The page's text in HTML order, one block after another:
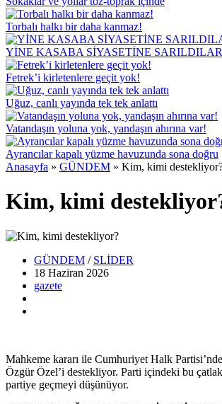
Torbalı halkı bir daha kanmaz!
YİNE KASABA SİYASETİNE SARILDILAR
Fetrek’i kirletenlere geçit yok!
Uğuz, canlı yayında tek tek anlattı
Vatandaşın yoluna yok, yandaşın ahırına var!
Ayrancılar kapalı yüzme havuzunda sona doğru
Anasayfa » GÜNDEM » Kim, kimi
Kim, kimi
GÜNDEM / SLİDER
18 Haziran 2026
gazete
Mahkeme kararı ile Cumhuriyet Halk
Özgür Özel’i destekliyor. Parti içindeki bu
partiye geçmeyi düşünüyor.